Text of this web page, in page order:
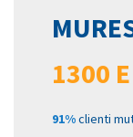
1300
91%clienti